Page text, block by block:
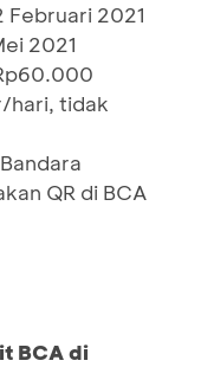
Februari 2021
2021
hari, tidak
QR di BCA
BCA di